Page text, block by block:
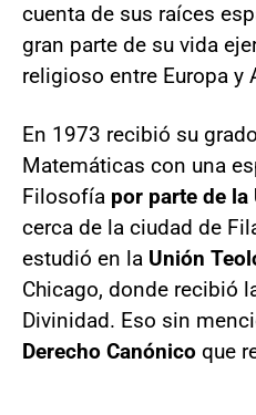
cuenta de sus raíces
gran parte de su vida
religioso entre Europa y
En 1973 recibió su
Matemáticas con una
Filosofía por parte de
cerca de la ciudad de
estudió en la Unión
Chicago, donde recibió
Divinidad. Eso sin
Derecho Canónico que